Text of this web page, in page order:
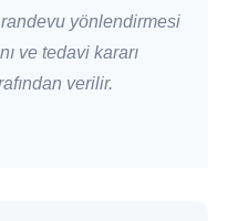
randevu yönlendirmesi
ve tedavi kararı
verilir.